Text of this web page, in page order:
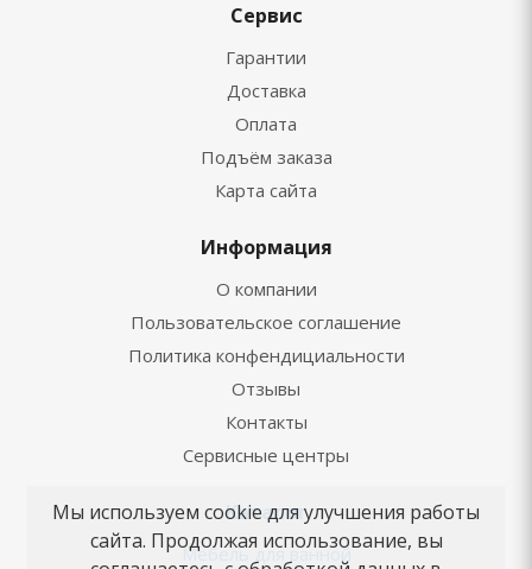
Сервис
Гарантии
Доставка
Оплата
Подъём заказа
Карта сайта
Информация
О компании
Пользовательское соглашение
Политика конфендициальности
Отзывы
Контакты
Сервисные центры
Каталог
Мебель для ванной
Мы используем cookie для улучшения работы
сайта. Продолжая использование, вы